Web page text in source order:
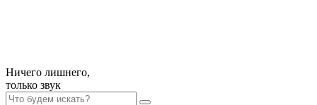
Ничего лишнего,
только звук